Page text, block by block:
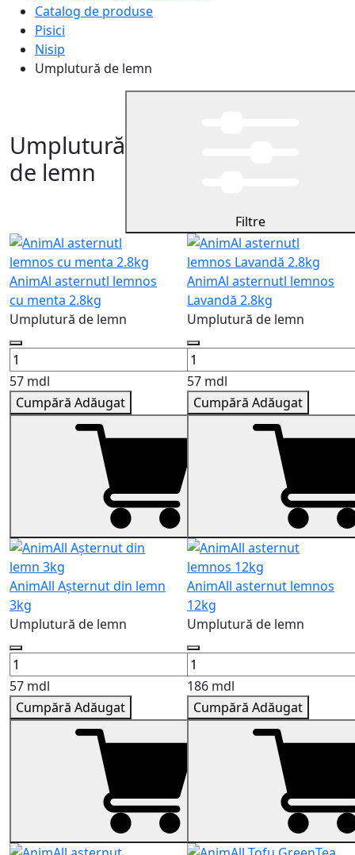
Catalog de produse
Pisici
Nisip
Umplutură de lemn
Umplutură
de lemn
Filtre
AnimAl asternutl lemnos
cu menta 2.8kg
Umplutură de lemn
57 mdl
Cumpără Adăugat
AnimAl asternutl lemnos
Lavandă 2.8kg
Umplutură de lemn
57 mdl
Cumpără Adăugat
AnimAll Așternut din lemn
3kg
Umplutură de lemn
57 mdl
Cumpără Adăugat
AnimAll asternut lemnos
12kg
Umplutură de lemn
186 mdl
Cumpără Adăugat